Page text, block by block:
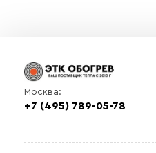
файлМосква:
+7 (495) 789-05-78